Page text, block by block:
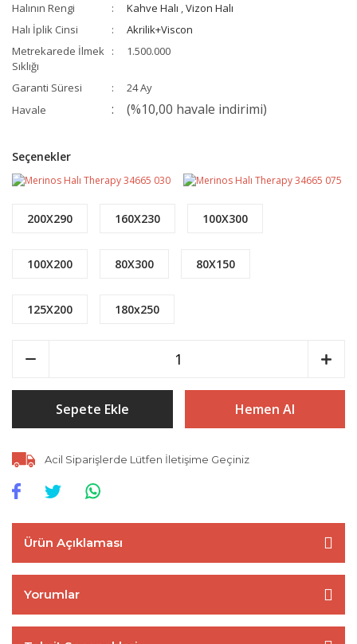
Halının Rengi
Kahve Halı ,Vizon Halı
Halı İplik Cinsi
Akrilik+Viscon
Metrekarede İlmek
Sıklığı
1.500.000
Garanti Süresi
24 Ay
Havale
(%10,00 havale indirimi)
Seçenekler
200X290 160X230 100X300
100X200 80X300 80X150
125X200 180x250
Sepete Ekle Hemen Al
Acil Siparişlerde Lütfen İletişime Geçiniz
Ürün Açıklaması
Yorumlar